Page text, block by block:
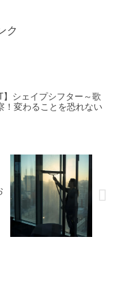
ク
】シェイプシフター～歌
！変わることを恐れない